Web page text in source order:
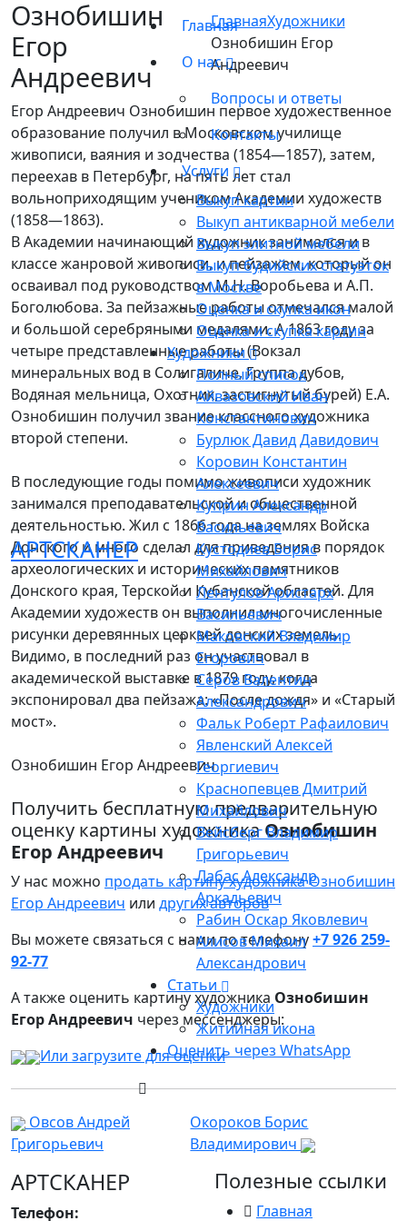
АРТСКАНЕР
Главная
О нас
Вопросы и ответы
Контакты
Услуги
Выкуп картин
Выкуп антикварной мебели
Выкуп элитной мебели
Выкуп будийских статуэток
в Москве
Оценка и скупка икон
Оценка и скупка картин
Художники
Полный список
Айвазовский Иван
Константинович
Бурлюк Давид Давидович
Коровин Константин
Алексеевич
Куприн Александр
Васильевич
Кустодиев Борис
Михайлович
Лентулов Аристарх
Васильевич
Маковский Владимир
Егорович
Серов Валентин
Александрович
Фальк Роберт Рафаилович
Явленский Алексей
Георгиевич
Краснопевцев Дмитрий
Михайлович
Вейсберг Владимир
Григорьевич
Лабас Александр
Аркадьевич
Рабин Оскар Яковлевич
Алисов Михаил
Александрович
Статьи
Художники
Житийная икона
Оценить через WhatsApp
Ознобишин
Егор
Андреевич
ГлавнаяХудожники
Ознобишин Егор
Андреевич
Егор Андреевич Ознобишин первое художественное
образование получил в Московском училище
живописи, ваяния и зодчества (1854—1857), затем,
переехав в Петербург, на пять лет стал
вольноприходящим учеником Академии художеств
(1858—1863).
В Академии начинающий художник занимался и в
классе жанровой живописи, и пейзажем, который он
осваивал под руководством М.Н. Воробьева и А.П.
Боголюбова. За пейзажные работы отмечался малой
и большой серебряными медалями. А 1863 году за
четыре представленные работы (Вокзал
минеральных вод в Солигаличе, Группа дубов,
Водяная мельница, Охотник, застигнутый бурей) Е.А.
Ознобишин получил звание классного художника
второй степени.
В последующие годы помимо живописи художник
занимался преподавательской и общественной
деятельностью. Жил с 1866 года на землях Войска
Донского и много сделал для приведения в порядок
археологических и исторических памятников
Донского края, Терской и Кубанской областей. Для
Академии художеств он выполнил многочисленные
рисунки деревянных церквей донских земель.
Видимо, в последний раз он участвовал в
академической выставке в 1879 году, когда
экспонировал два пейзажа: «После дождя» и «Старый
мост».
Ознобишин Егор Андреевич
Получить бесплатную предварительную
оценку картины художникаОзнобишин
Егор Андреевич
У нас можно продать картину художника Ознобишин
Егор Андреевич или других авторов
Вы можете связаться с нами по телефону+7 926 259-
92-77
А также оценить картину художника Ознобишин
Егор Андреевич через мессенджеры:
Или загрузите для оценки
Овсов Андрей
Григорьевич
Окороков Борис
Владимирович
АРТСКАНЕР
Телефон:
Полезные ссылки
Главная